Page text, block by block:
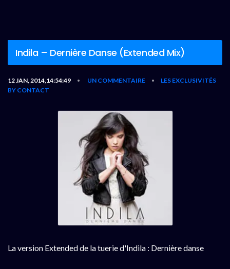
Indila – Dernière Danse (Extended Mix)
12 JAN, 2014,14:54:49 • UN COMMENTAIRE •
LES EXCLUSIVITÉS
BY CONTACT
La version Extended de la tuerie d'Indila : Dernière danse